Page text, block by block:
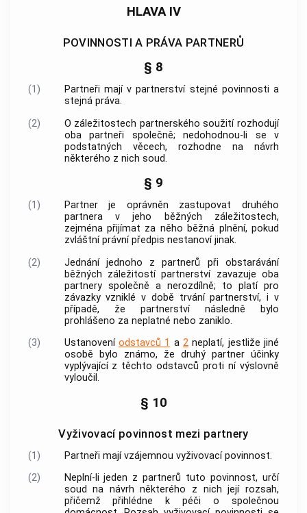
HLAVA IV
POVINNOSTI A PRÁVA PARTNERŮ
§ 8
(1)
Partneři mají v partnerství stejné povinnosti a
stejná práva.
(2)
O záležitostech partnerského soužití rozhodují
oba partneři společně; nedohodnou-li se v
podstatných věcech, rozhodne na návrh
některého z nich soud.
§ 9
(1)
Partner je oprávněn zastupovat druhého
partnera v jeho běžných záležitostech,
zejména přijímat za něho běžná plnění, pokud
zvláštní právní předpis nestanoví jinak.
(2)
Jednání jednoho z partnerů při obstarávání
běžných záležitostí partnerství zavazuje oba
partnery společně a nerozdílně; to platí pro
závazky vzniklé v době trvání partnerství, i v
případě, že partnerství následně bylo
prohlášeno za neplatné nebo zaniklo.
(3)
Ustanovení odstavců 1 a 2neplatí, jestliže jiné
osobě bylo známo, že druhý partner účinky
vyplývající z těchto odstavců proti ní výslovně
vyloučil.
§ 10
Vyživovací povinnost mezi partnery
(1)
Partneři mají vzájemnou vyživovací povinnost.
(2)
Neplní-li jeden z partnerů tuto povinnost, určí
soud na návrh některého z nich její rozsah,
přičemž přihlédne k péči o společnou